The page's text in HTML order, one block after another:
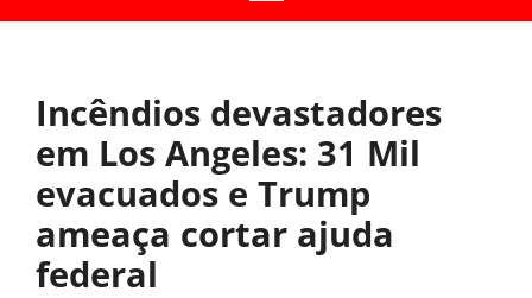
Incêndios devastadores
em Los Angeles: 31 Mil
evacuados e Trump
ameaça cortar ajuda
federal